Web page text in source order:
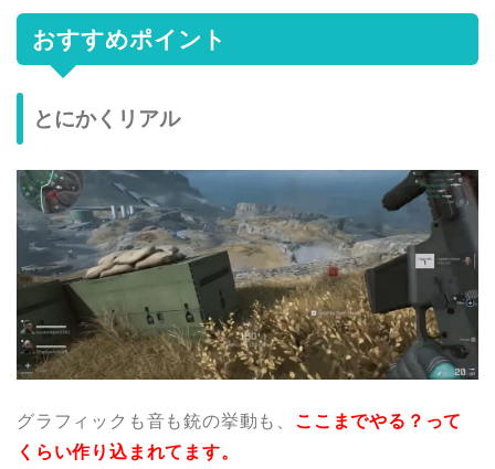
おすすめポイント
とにかくリアル
グラフィックも音も銃の挙動も、
ここまでやる？って
くらい作り込まれてます。